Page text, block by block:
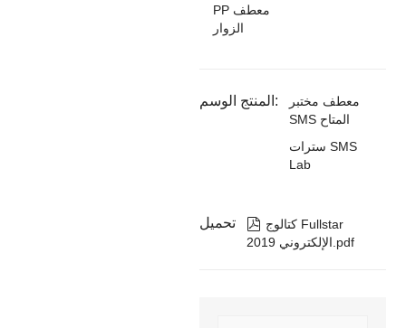
PP معطف
الزوار
المنتج الوسم:
معطف مختبر
SMS المتاح
سترات SMS
Lab
تحميل  كتالوج Fullstar
الإلكتروني 2019.pdf